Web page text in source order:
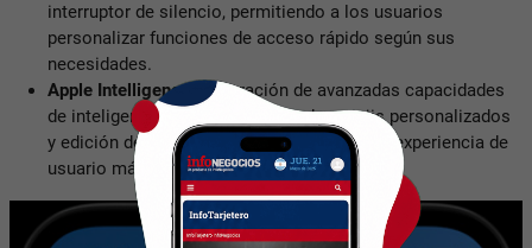
interruptor de silencio, permitiendo a los usuarios
personalizar funciones de acceso rápido según sus
necesidades.
Apple Intelligence
: Integración de avanzadas capacidades
de inteligencia artificial, incluyendo emojis personalizados
y edición de fotos mejorada, brindando una experiencia de
usuario más intuitiva y personalizada.